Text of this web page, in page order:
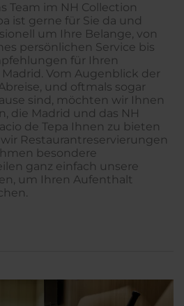
Team im NH Collection
ist gerne für Sie da und
um Ihre Belange, von
persönlichen Service bis
für Ihren
Vom Augenblick der
und oftmals sogar
sind, möchten wir Ihnen
die Madrid und das NH
de Tepa Ihnen zu bieten
Restaurantreservierungen
besondere
ganz einfach unsere
um Ihren Aufenthalt